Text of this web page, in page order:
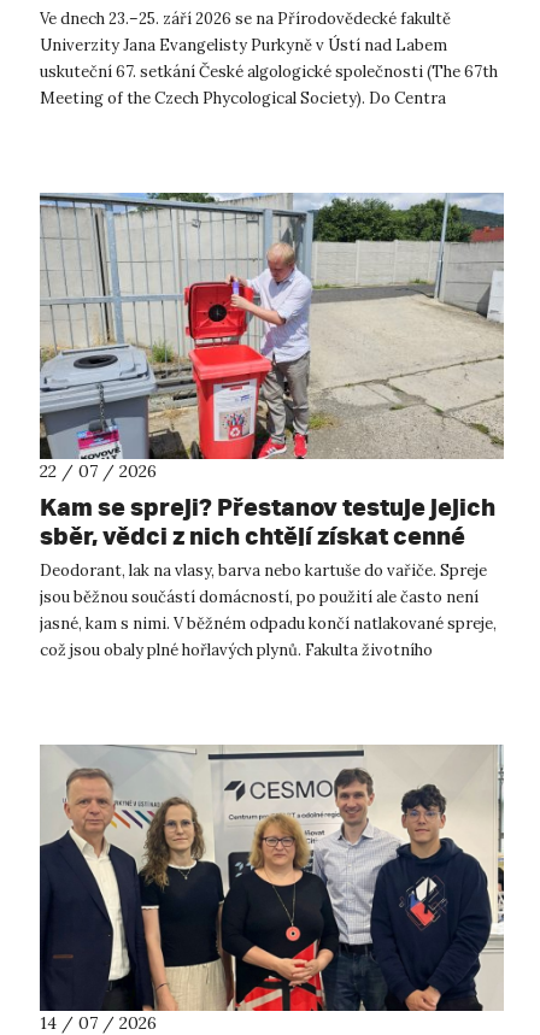
Ve dnech 23.–25. září 2026 se na Přírodovědecké fakultě
Univerzity Jana Evangelisty Purkyně v Ústí nad Labem
uskuteční 67. setkání České algologické společnosti (The 67th
Meeting of the Czech Phycological Society). Do Centra
22 / 07 / 2026
Kam se spreji? Přestanov testuje jejich
sběr, vědci z nich chtějí získat cenné
kovy
Deodorant, lak na vlasy, barva nebo kartuše do vařiče. Spreje
jsou běžnou součástí domácností, po použití ale často není
jasné, kam s nimi. V běžném odpadu končí natlakované spreje,
což jsou obaly plné hořlavých plynů. Fakulta životního
14 / 07 / 2026